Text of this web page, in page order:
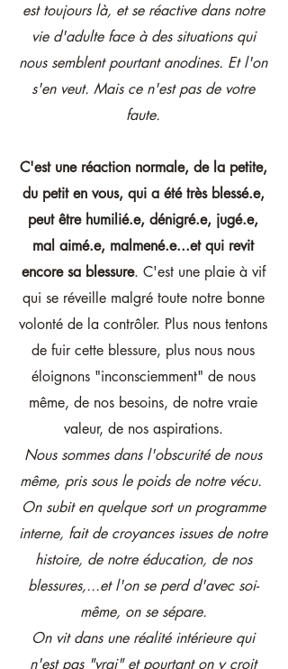
est toujours là, et se réactive dans notre
vie d'adulte face à des situations qui
nous semblent pourtant anodines. Et l'on
s'en veut. Mais ce n'est pas de votre
faute.
C'est une réaction normale, de la petite,
du petit en vous, qui a été très blessé.e,
peut être humilié.e, dénigré.e, jugé.e,
mal aimé.e, malmené.e...et qui revit
encore sa blessure. C'est une plaie à vif
qui se réveille malgré toute notre bonne
volonté de la contrôler. Plus nous tentons
de fuir cette blessure, plus nous nous
éloignons "inconsciemment" de nous
même, de nos besoins, de notre vraie
valeur, de nos aspirations.
Nous sommes dans l'obscurité de nous
même, pris sous le poids de notre vécu.
On subit en quelque sort un programme
interne, fait de croyances issues de notre
histoire, de notre éducation, de nos
blessures,...et l'on se perd d'avec soi-
même, on se sépare.
On vit dans une réalité intérieure qui
n'est pas "vrai" et pourtant on y croit